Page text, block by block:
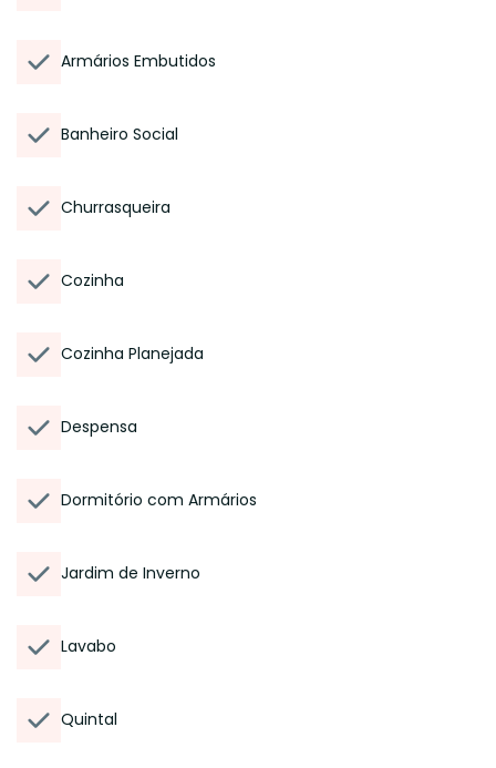
Armários Embutidos
Banheiro Social
Churrasqueira
Cozinha
Cozinha Planejada
Despensa
Dormitório com Armários
Jardim de Inverno
Lavabo
Quintal